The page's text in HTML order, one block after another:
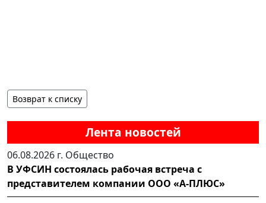
Лента новостей
06.08.2026 г. Общество
В УФСИН состоялась рабочая встреча с
представителем компании ООО «А-ПЛЮС»
Возврат к списку